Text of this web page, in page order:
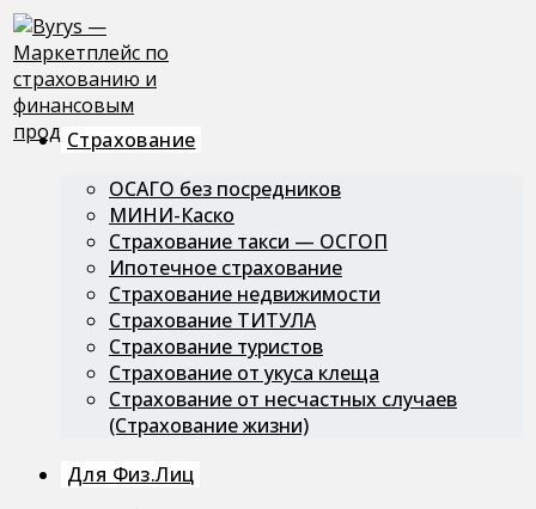
Перейти
к
содержимому
Страхование
ОСАГО без посредников
МИНИ-Каско
Страхование такси — ОСГОП
Ипотечное страхование
Страхование недвижимости
Страхование ТИТУЛА
Страхование туристов
Страхование от укуса клеща
Страхование от несчастных случаев
(Страхование жизни)
Для Физ.лиц